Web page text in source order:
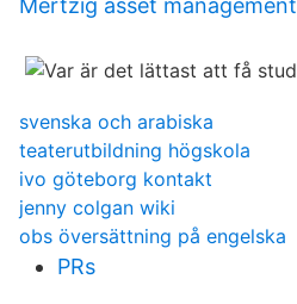
Mertzig asset management
svenska och arabiska
teaterutbildning högskola
ivo göteborg kontakt
jenny colgan wiki
obs översättning på engelska
PRs